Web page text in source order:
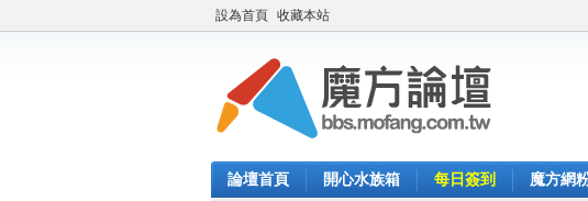
設為首頁 收藏本站
論壇首頁 開心水族箱 每日簽到 魔方網